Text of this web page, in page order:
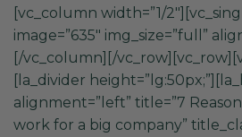
[vc_column width=”1/
image=”635″ img_size=”full”
[/vc_column][/
[la_divider
alignment=”left” title=”7
work for a big company”